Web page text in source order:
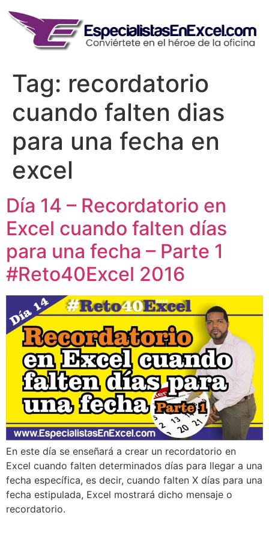
content
Tag: recordatorio
cuando falten dias
para una fecha en
excel
Día 14 – Recordatorio en
Excel cuando falten días
para una fecha – Parte 1
#Reto40Excel 2016
En este día se enseñará a crear un recordatorio en
Excel cuando falten determinados días para llegar a una
fecha específica, es decir, cuando falten X días para una
fecha estipulada, Excel mostrará dicho mensaje o
recordatorio.